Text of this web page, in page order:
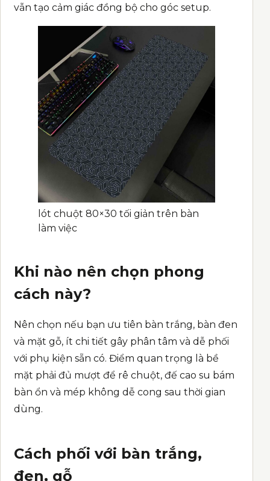
vẫn tạo cảm giác đồng bộ cho góc setup.
lót chuột 80×30 tối giản trên bàn
làm việc
Khi nào nên chọn phong
cách này?
Nên chọn nếu bạn ưu tiên bàn trắng, bàn đen
và mặt gỗ, ít chi tiết gây phân tâm và dễ phối
với phụ kiện sẵn có. Điểm quan trọng là bề
mặt phải đủ mượt để rê chuột, đế cao su bám
bàn ổn và mép không dễ cong sau thời gian
dùng.
Cách phối với bàn trắng,
đen, gỗ